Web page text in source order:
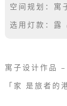
空间规划：寓
选用灯款：露
寓子设计作品
「家 是旅者的